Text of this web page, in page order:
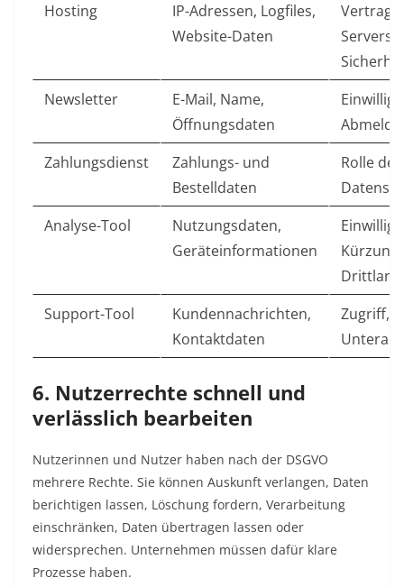
Hosting
IP-Adressen, Logfiles,
Website-Daten
Vertrag,
Newsletter
E-Mail, Name,
Öffnungsdaten
Zahlungsdienst
Zahlungs- und
Bestelldaten
Rolle
Analyse-Tool
Nutzungsdaten,
Geräteinformationen
Kürzung,
Support-Tool
Kundennachrichten,
Kontaktdaten
Zugriff,
6. Nutzerrechte schnell und
verlässlich bearbeiten
Nutzerinnen und Nutzer haben nach der DSGVO
mehrere Rechte. Sie können Auskunft verlangen, Daten
berichtigen lassen, Löschung fordern, Verarbeitung
einschränken, Daten übertragen lassen oder
widersprechen. Unternehmen müssen dafür klare
Prozesse haben.